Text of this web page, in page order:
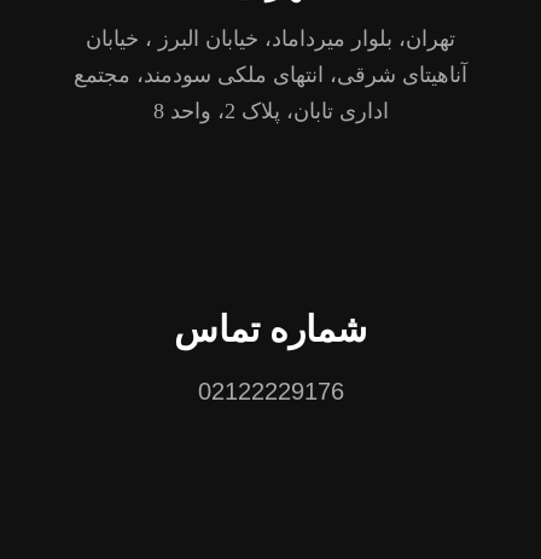
تهران، بلوار میرداماد، خیابان البرز ، خیابان
آناهیتای شرقی، انتهای ملکی سودمند، مجتمع
اداری تابان، پلاک 2، واحد 8
شماره تماس
02122229176